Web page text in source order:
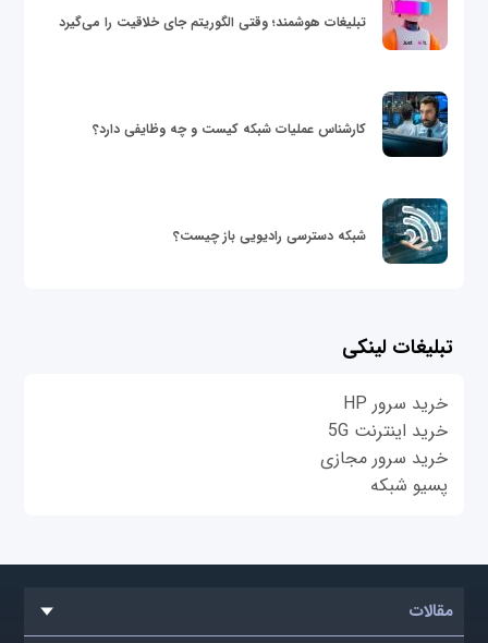
تبلیغات هوشمند؛ وقتی الگوریتم جای خلاقیت را می‌گیرد
کارشناس عملیات شبکه کیست و چه وظایفی دارد؟
شبکه دسترسی رادیویی باز چیست؟
تبلیغات لینکی
خرید سرور HP
خرید اینترنت 5G
خرید سرور مجازی
پسیو شبکه
مقالات